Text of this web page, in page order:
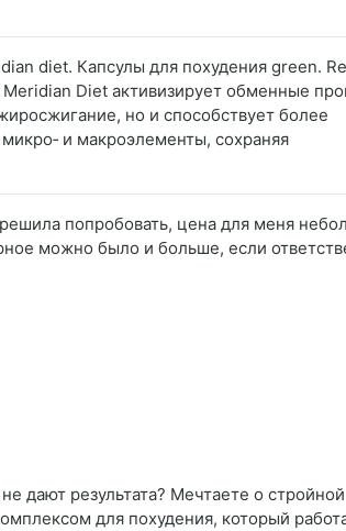
diet. Капсулы для похудения green.
Diet активизирует обменные
но и способствует более
и макроэлементы, сохраняя
попробовать, цена для меня
можно было и больше, если
дают результата? Мечтаете о стройной
для похудения, который